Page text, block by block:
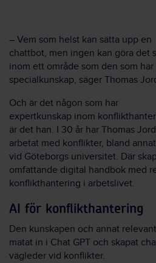
– Vem som helst kan sätta upp en
chattbot, men ingen kan göra det
inom ett område som den som har
specialkunskap, säger Thomas
Och är det någon som har
expertkunskap inom
är det han. I 30 år har Thomas
arbetat med konflikter, bland
vid Göteborgs universitet. Där
omfattande digital handbok med
konflikthantering i arbetslivet.
AI för konflikthantering
Den kunskapen och annat
matat in i Chat GPT och skapat
vägleder vid konflikter.